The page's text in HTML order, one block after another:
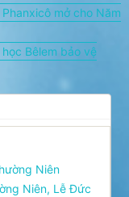
mở cho Năm
Bêlem bảo vệ
Niên
Niên, Lễ Ðức